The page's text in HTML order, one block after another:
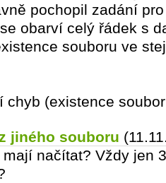
pochopil zadání
obarví celý řádek s
souboru ve
chyb (existence
jiného souboru
načítat? Vždy jen